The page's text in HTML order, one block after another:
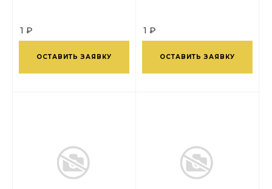
1 ₽
ОСТАВИТЬ ЗАЯВКУ
1 ₽
ОСТАВИТЬ ЗАЯВКУ